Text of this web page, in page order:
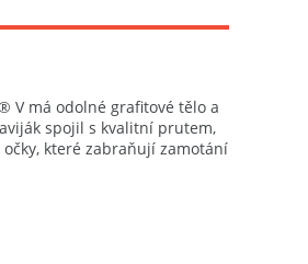
V má odolné grafitové tělo a
spojil s kvalitní prutem,
které zabraňují zamotání